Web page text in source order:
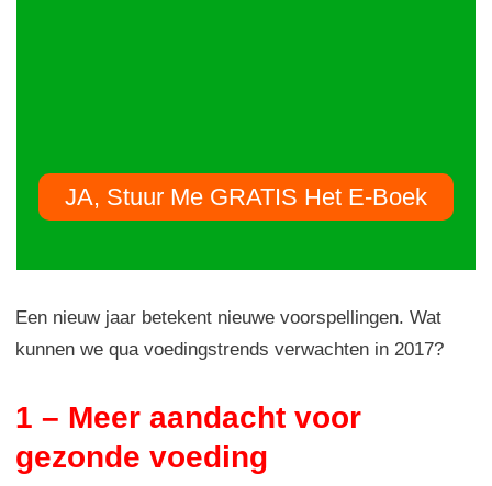
JA, Stuur Me GRATIS Het E-Boek
Een nieuw jaar betekent nieuwe voorspellingen. Wat
kunnen we qua voedingstrends verwachten in 2017?
1 – Meer aandacht voor
gezonde voeding